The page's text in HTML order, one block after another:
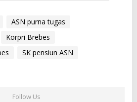
ASN purna tugas
Korpri Brebes
SK pensiun ASN
Follow Us